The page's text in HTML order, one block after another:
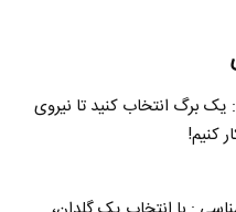
برگ انتخاب کنید تا نیروی
کنیم!